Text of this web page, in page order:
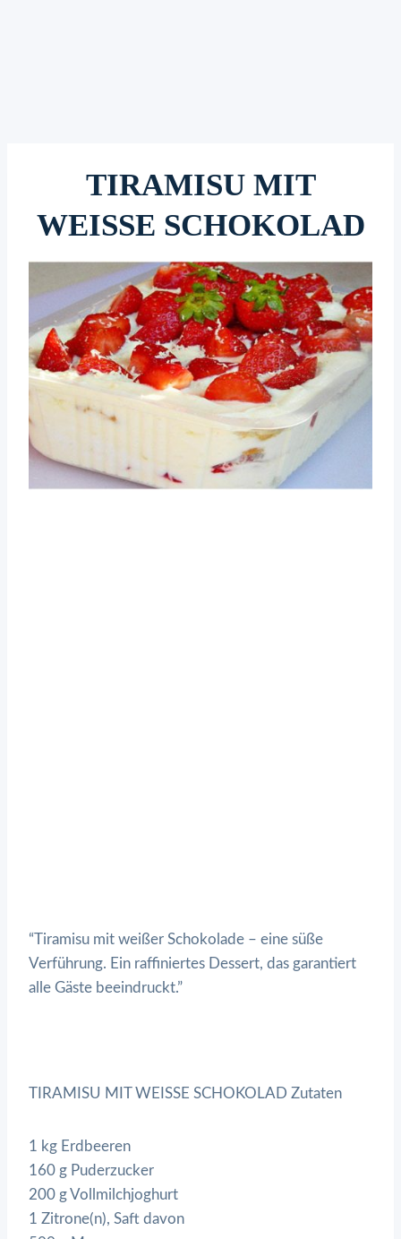
TIRAMISU MIT
WEISSE SCHOKOLAD
“Tiramisu mit weißer Schokolade – eine süße
Verführung. Ein raffiniertes Dessert, das garantiert
alle Gäste beeindruckt.”
TIRAMISU MIT WEISSE SCHOKOLAD Zutaten
1 kg Erdbeeren
160 g Puderzucker
200 g Vollmilchjoghurt
1 Zitrone(n), Saft davon